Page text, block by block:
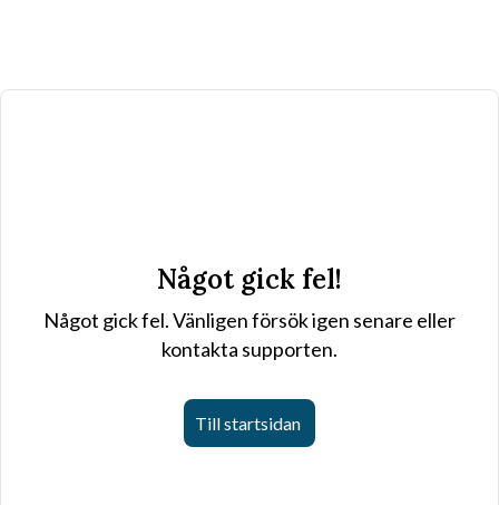
Något gick fel!
Något gick fel. Vänligen försök igen senare eller
kontakta supporten.
Till startsidan